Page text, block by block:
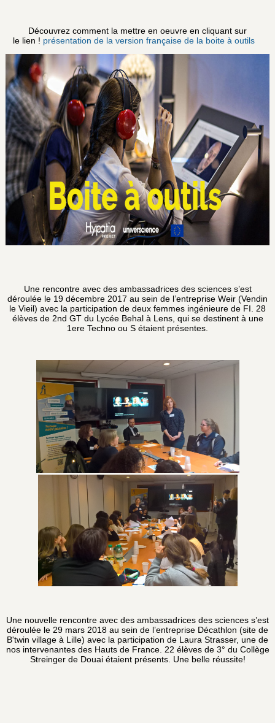
Découvrez comment la mettre en oeuvre en cliquant sur
le lien ! présentation de la version française de la boite à outils
Une rencontre avec des ambassadrices des sciences s’est
déroulée le 19 décembre 2017 au sein de l’entreprise Weir (Vendin
le Vieil) avec la participation de deux femmes ingénieure de FI. 28
élèves de 2nd GT du Lycée Behal à Lens, qui se destinent à une
1ere Techno ou S étaient présentes.
Une nouvelle rencontre avec des ambassadrices des sciences s’est
déroulée le 29 mars 2018 au sein de l’entreprise Décathlon (site de
B'twin village à Lille) avec la participation de Laura Strasser, une de
nos intervenantes des Hauts de France. 22 élèves de 3° du Collège
Streinger de Douai étaient présents. Une belle réussite!